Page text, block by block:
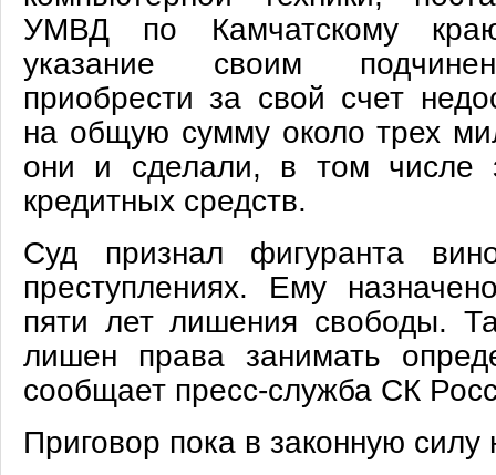
УМВД по Камчатскому
указание своим
приобрести за свой счет
на общую сумму около трех
они и сделали, в том числе
кредитных средств.
Суд признал фигуранта
преступлениях. Ему
пяти лет лишения свободы.
лишен права занимать
сообщает пресс-служба СК
Приговор пока в законную силу